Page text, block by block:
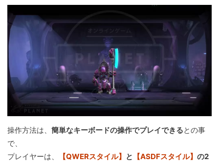
操作方法は、 簡単なキーボードの操作でプレイできるとの事
で、
プレイヤーは、
【QWERスタイル】 と 【ASDFスタイル】 の2